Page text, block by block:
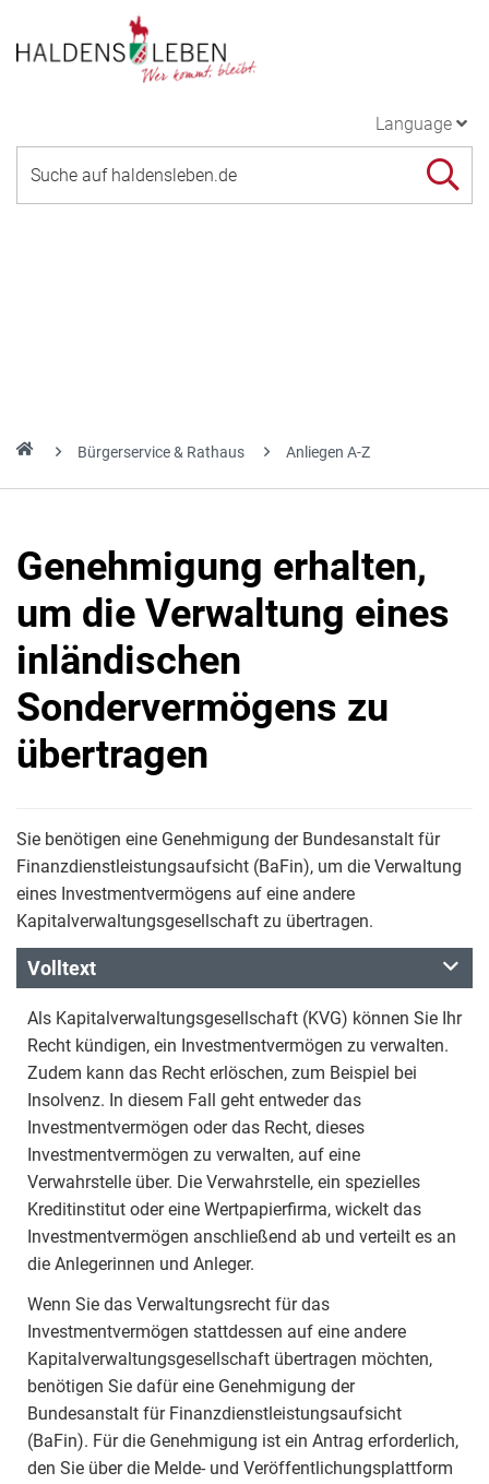
Language
Bürgerservice & Rathaus Anliegen A-Z
Genehmigung erhalten,
um die Verwaltung eines
inländischen
Sondervermögens zu
übertragen
Sie benötigen eine Genehmigung der Bundesanstalt für
Finanzdienstleistungsaufsicht (BaFin), um die Verwaltung
eines Investmentvermögens auf eine andere
Kapitalverwaltungsgesellschaft zu übertragen.
Volltext
Als Kapitalverwaltungsgesellschaft (KVG) können Sie Ihr
Recht kündigen, ein Investmentvermögen zu verwalten.
Zudem kann das Recht erlöschen, zum Beispiel bei
Insolvenz. In diesem Fall geht entweder das
Investmentvermögen oder das Recht, dieses
Investmentvermögen zu verwalten, auf eine
Verwahrstelle über. Die Verwahrstelle, ein spezielles
Kreditinstitut oder eine Wertpapierfirma, wickelt das
Investmentvermögen anschließend ab und verteilt es an
die Anlegerinnen und Anleger.
Wenn Sie das Verwaltungsrecht für das
Investmentvermögen stattdessen auf eine andere
Kapitalverwaltungsgesellschaft übertragen möchten,
benötigen Sie dafür eine Genehmigung der
Bundesanstalt für Finanzdienstleistungsaufsicht
(BaFin). Für die Genehmigung ist ein Antrag erforderlich,
den Sie über die Melde- und Veröffentlichungsplattform